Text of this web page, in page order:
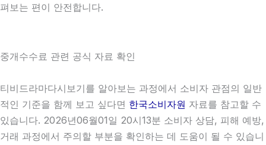
펴보는 편이 안전합니다.
중개수수료 관련 공식 자료 확인
티비드라마다시보기를 알아보는 과정에서 소비자 관점의 일반
적인 기준을 함께 보고 싶다면 한국소비자원 자료를 참고할 수
있습니다. 2026년06월01일 20시13분 소비자 상담, 피해 예방,
거래 과정에서 주의할 부분을 확인하는 데 도움이 될 수 있습니